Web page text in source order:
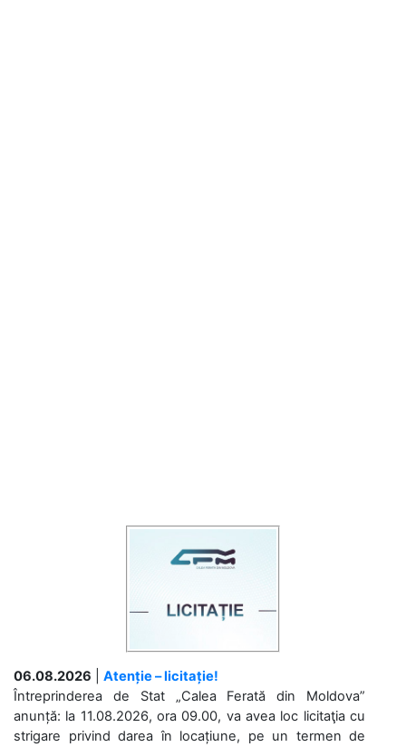
06.08.2026
Atenție – licitație!
Întreprinderea de Stat „Calea Ferată din Moldova”
anunță: la 11.08.2026, ora 09.00, va avea loc licitaţia cu
strigare privind darea în locațiune, pe un termen de